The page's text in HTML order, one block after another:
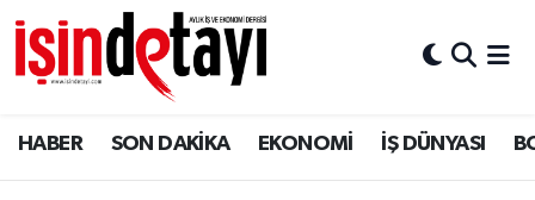
HABER SON DAKİKA EKONOMİ İŞ DÜNYASI
DÜNYA
Eğitim
Nöbetçi Eczaneler
Hava Durumu